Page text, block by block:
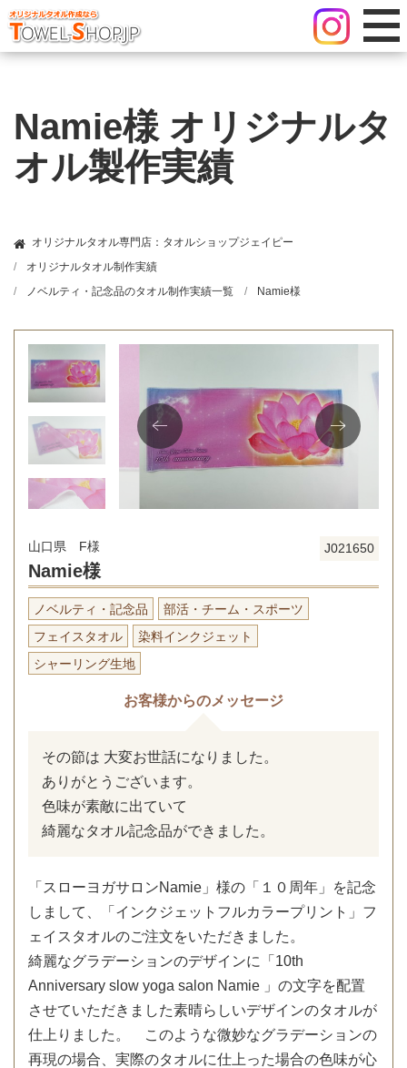
Namie様 オリジナルタ
オル製作実績
オリジナルタオル専門店：タオルショップジェイピー
オリジナルタオル制作実績
ノベルティ・記念品のタオル制作実績一覧
Namie様
J021650
山口県 F様
Namie様
ノベルティ・記念品
部活・チーム・スポーツ
フェイスタオル
染料インクジェット
シャーリング生地
お客様からのメッセージ
その節は 大変お世話になりました。
ありがとうございます。
色味が素敵に出ていて
綺麗なタオル記念品ができました。
「スローヨガサロンNamie」様の「１０周年」を記念
しまして、「インクジェットフルカラープリント」フ
ェイスタオルのご注文をいただきました。
綺麗なグラデーションのデザインに「10th
Anniversary slow yoga salon Namie 」の文字を配置
させていただきました素晴らしいデザインのタオルが
仕上りました。 このような微妙なグラデーションの
再現の場合、実際のタオルに仕上った場合の色味が心